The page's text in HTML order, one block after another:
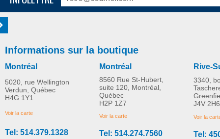
Informations sur la boutique
Montréal
5020, rue Wellington
Verdun, Québec
H4G 1Y1
Voir la carte
Tel: 514.379.1328
Montréal
8560 Rue St-Hubert,
suite 120, Montréal,
Québec
H2P 1Z7
Voir la carte
Tel: 514.274.7560
Rive-
3340,
J4V 2H6
Voir la
Tel: